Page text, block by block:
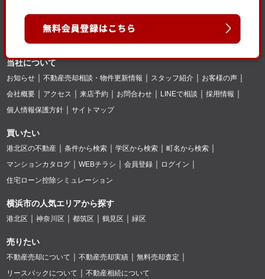
当社について
お知らせ 不動産売却相談・物件更新情報 スタッフ紹介
お客様の声
会社概要
アクセス 来店予約 お問合わせ LINEで相談
採用情報
個人情報保護方針
サイトマップ
買いたい
港北区の不動産 条件から検索 学区から検索
町名から検索
マンションカタログ
WEBチラシ 会員登録
ログイン
住宅ローン控除シミュレーション
横浜市の人気エリアから探す
港北区 神奈川区 都筑区 鶴見区 緑区
売りたい
不動産売却について 不動産売却実績
無料売却査定
リースバックについて
不動産相続について